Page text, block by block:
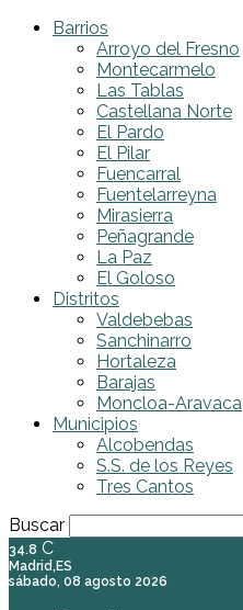
Barrios
Arroyo del Fresno
Montecarmelo
Las Tablas
Castellana Norte
El Pardo
El Pilar
Fuencarral
Fuentelarreyna
Mirasierra
Peñagrande
La Paz
El Goloso
Distritos
Valdebebas
Sanchinarro
Hortaleza
Barajas
Moncloa-Aravaca
Municipios
Alcobendas
S.S. de los Reyes
Tres Cantos
Buscar
34.8 C
Madrid,ES
sábado, 08 agosto 2026